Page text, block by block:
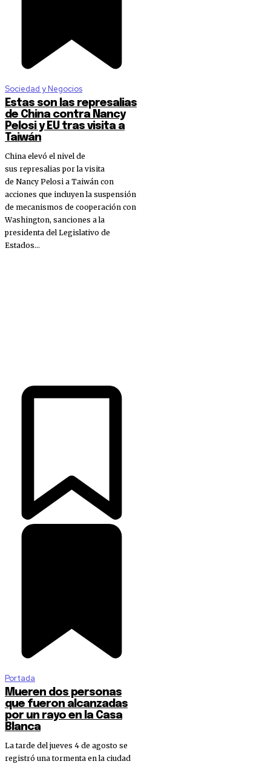
Sociedad y Negocios
Estas son las represalias
de China contra Nancy
Pelosi y EU tras visita a
Taiwán
China elevó el nivel de
sus represalias por la visita
de Nancy Pelosi a Taiwán con
acciones que incluyen la suspensión
de mecanismos de cooperación con
Washington, sanciones a la
presidenta del Legislativo de
Estados...
Portada
Mueren dos personas
que fueron alcanzadas
por un rayo en la Casa
Blanca
La tarde del jueves 4 de agosto se
registró una tormenta en la ciudad